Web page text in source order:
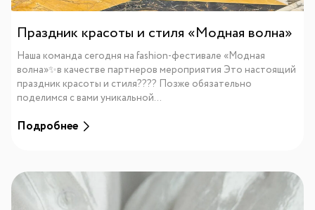
Праздник красоты и стиля «Модная волна»
Наша команда сегодня на fashion-фестивале «Модная
волна»✨в качестве партнеров мероприятия Это настоящий
праздник красоты и стиля???? Позже обязательно
поделимся с вами уникальной...
Подробнее